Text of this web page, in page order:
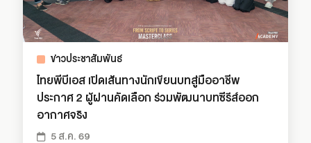
ข่าวประชาสัมพันธ์
ไทยพีบีเอส เปิดเส้นทางนักเขียนบทสู่มืออาชีพ
ประกาศ 2 ผู้ผ่านคัดเลือก ร่วมพัฒนาบทซีรีส์ออก
อากาศจริง
5 ส.ค. 69